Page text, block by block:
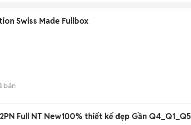
Swiss Made Fullbox
bán
Full NT New100% thiết kế đẹp Gần Q4_Q1_Q5